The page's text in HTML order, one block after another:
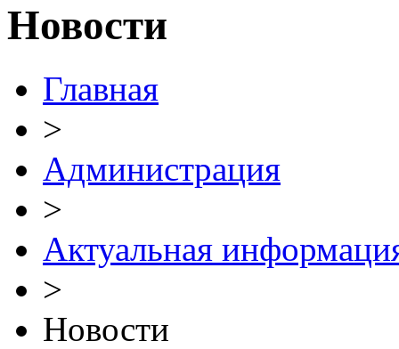
Новости
Главная
>
Администрация
>
Актуальная
>
Новости